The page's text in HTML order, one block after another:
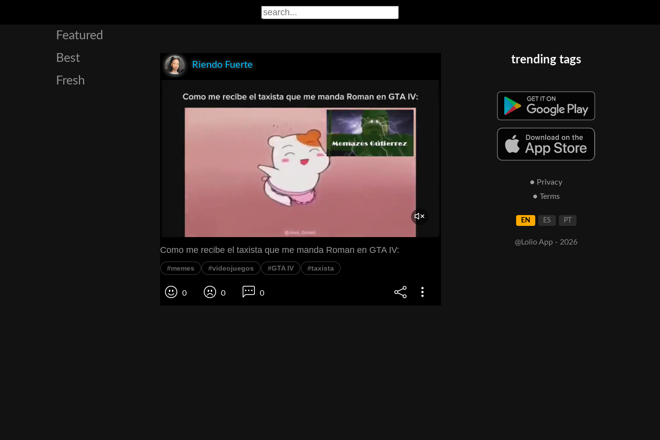
Featured
Best
Fresh
Riendo Fuerte
Como me recibe el taxista que me manda Roman en GTA IV:
#memes #videojuegos #GTA IV #taxista
0 0 0
trending tags
● Privacy
● Terms
EN ES PT
@Lolio App - 2026